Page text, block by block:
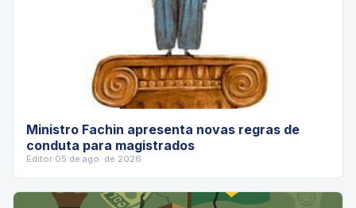
Ministro Fachin apresenta novas regras de
conduta para magistrados
Editor·05 de ago. de 2026